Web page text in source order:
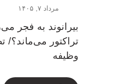
مرداد ۷, ۱۴۰۵
بیرانوند به فجر
تراکتور می‌ماند؟/
وظیفه